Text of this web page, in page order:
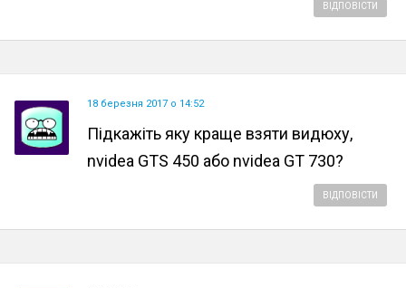
ВІДПОВІСТИ
18 березня 2017 о 14:52
Підкажіть яку краще взяти видюху,
nvidea GTS 450 або nvidea GT 730?
ВІДПОВІСТИ